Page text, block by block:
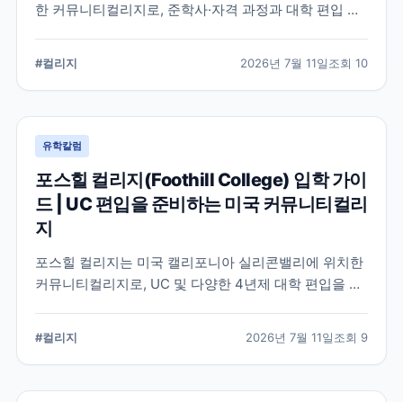
한 커뮤니티컬리지로, 준학사·자격 과정과 대학 편입 준
#컬리지 2026년 7월 11일조회 10
유학칼럼
포스힐 컬리지(Foothill College) 입학 가이
드 | UC 편입을 준비하는 미국 커뮤니티컬리
지
포스힐 컬리지는 미국 캘리포니아 실리콘밸리에 위치한
커뮤니티컬리지로, UC 및 다양한 4년제 대학 편입을 목
으로 입학 준비에 필요한 내용을 정리했습니다.
#컬리지 2026년 7월 11일조회 9